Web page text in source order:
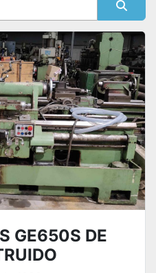
por
GE650S DE